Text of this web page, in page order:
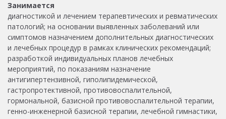
Занимается
диагностикой и лечением терапевтических и ревматических
патологий; на основании выявленных заболеваний или
симптомов назначением дополнительных диагностических
и лечебных процедур в рамках клинических рекомендаций;
разработкой индивидуальных планов лечебных
мероприятий, по показаниям назначение
антигипертензивной, гиполипидемической,
гастропротективной, противовоспалительной,
гормональной, базисной противовоспалительной терапии,
генно-инженерной базисной терапии, лечебной гимнастики,